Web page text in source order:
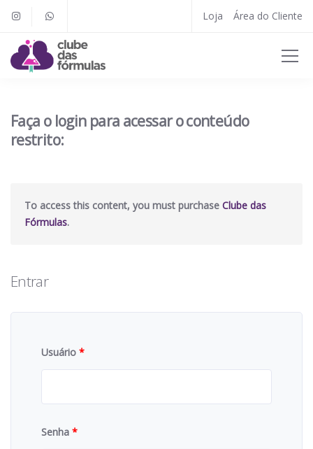
Loja Área do Cliente
Faça o login para acessar o conteúdo
restrito:
To access this content, you must purchase Clube das
Fórmulas.
Entrar
Usuário *
Senha *